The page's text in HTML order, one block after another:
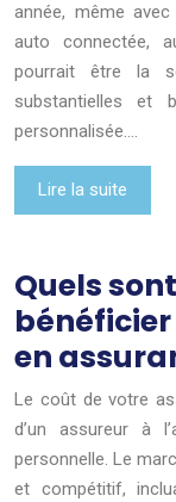
année, même
auto connectée,
pourrait être la
substantielles et
personnalisée….
Lire la suite
Quels
en
Le coût de votre
d’un assureur à
personnelle. Le
et compétitif,